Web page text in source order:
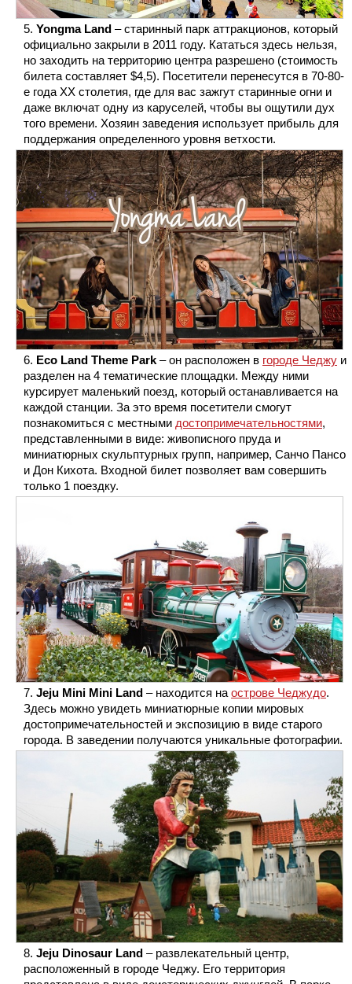
Yongma Land – старинный парк аттракционов, который
официально закрыли в 2011 году. Кататься здесь нельзя,
но заходить на территорию центра разрешено (стоимость
билета составляет $4,5). Посетители перенесутся в 70-80-
е года XX столетия, где для вас зажгут старинные огни и
даже включат одну из каруселей, чтобы вы ощутили дух
того времени. Хозяин заведения использует прибыль для
поддержания определенного уровня ветхости.
Eco Land Theme Park– он расположен в городе Чеджу и
разделен на 4 тематические площадки. Между ними
курсирует маленький поезд, который останавливается на
каждой станции. За это время посетители смогут
познакомиться с местными достопримечательностями,
представленными в виде: живописного пруда и
миниатюрных скульптурных групп, например, Санчо Пансо
и Дон Кихота. Входной билет позволяет вам совершить
только 1 поездку.
Jeju Mini Mini Land – находится на острове Чеджудо.
Здесь можно увидеть миниатюрные копии мировых
достопримечательностей и экспозицию в виде старого
города. В заведении получаются уникальные фотографии.
Jeju Dinosaur Land – развлекательный центр,
расположенный в городе Чеджу. Его территория